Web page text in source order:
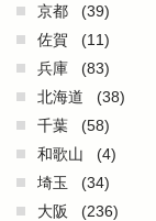
京都
(39)
佐賀
(11)
兵庫
(83)
北海道
(38)
千葉
(58)
和歌山
(4)
埼玉
(34)
大阪
(236)